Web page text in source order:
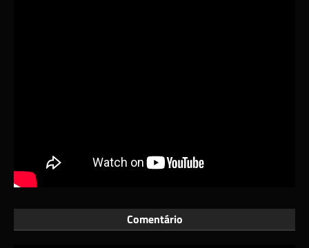
Comentário